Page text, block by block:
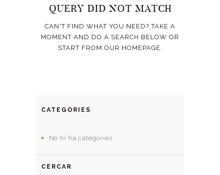
QUERY DID NOT MATCH
CAN'T FIND WHAT YOU NEED? TAKE A
MOMENT AND DO A SEARCH BELOW OR
START FROM OUR HOMEPAGE.
CATEGORIES
No hi ha categories
CERCAR